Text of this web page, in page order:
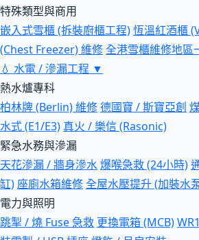
特殊類型與商用
嵌入式雪櫃 (拆裝廚櫃工程)恆溫紅酒櫃
(Chest Freezer) 維修全港雪櫃維修地區
💧 水電 / 滲漏工程 ▼
熱水爐專科
柏林牌 (Berlin) 維修德國寶 / 斯寶亞創
水式 (E1/E3) 真火 / 樂信 (Rasonic)
緊急水務與滲漏
天花滲漏 / 牆身滲水爆喉急救 (24小時)
缸) 座廁水箱維修全屋水壓提升 (加裝水
電力與照明
跳掣 / 燒 Fuse 急救 更換電箱 (MCB)